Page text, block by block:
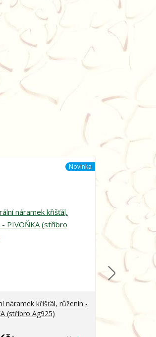
Novinka
náramek křišťál, růženín -
(stříbro Ag925)